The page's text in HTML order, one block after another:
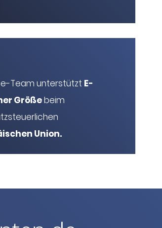
Team unterstützt E-
Größebeim
Union.